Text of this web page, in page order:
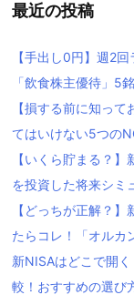
最近の投稿
【手出し0円】週2
「飲食株主優待」5
【損する前に知っ
てはいけない5つの
【いくら貯まる？
を投資した将来シミ
【どっちが正解？
たらコレ！「オルカ
新NISAはどこで開
較！おすすめの選び